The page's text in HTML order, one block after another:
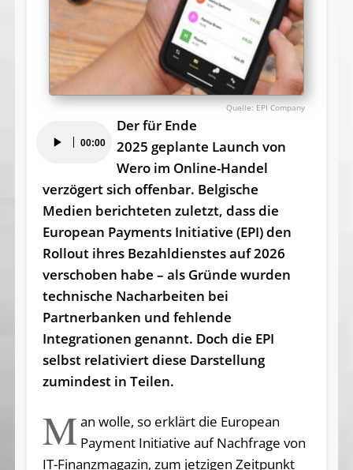
EPI Company
Player 00:00
Der für Ende
2025 geplante Launch von
Wero im Online-Handel
verzögert sich offenbar. Belgische
Medien berichteten zuletzt, dass die
European Payments Initiative (EPI) den
Rollout ihres Bezahldienstes auf 2026
verschoben habe – als Gründe wurden
technische Nacharbeiten bei
Partnerbanken und fehlende
Integrationen genannt. Doch die EPI
selbst relativiert diese Darstellung
zumindest in Teilen.
M an wolle, so erklärt die European
Payment Initiative auf Nachfrage von
IT-Finanzmagazin, zum jetzigen Zeitpunkt